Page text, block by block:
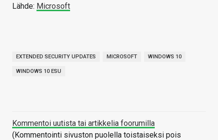
Lähde: Microsoft
EXTENDED SECURITY UPDATES MICROSOFT WINDOWS 10
WINDOWS 10 ESU
Kommentoi uutista tai artikkelia foorumilla
(Kommentointi sivuston puolella toistaiseksi pois